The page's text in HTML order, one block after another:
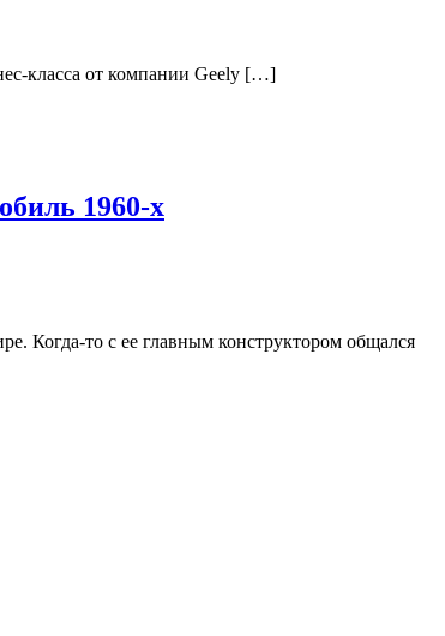
класса от компании Geely […]
1960-х
Когда-то с ее главным конструктором общался